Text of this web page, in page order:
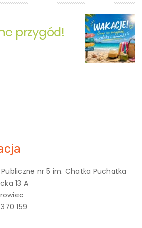
przygód!
Publiczne nr 5 im. Chatka Puchatka
13 A
159